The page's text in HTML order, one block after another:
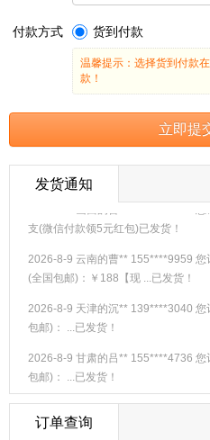
付款方式 货到付款
温馨提示：选择货到付款
款！
立即提
发货通知
支(微信付款领5元红包)已发货！
2026-8-9 云南的曹** 155****9959 您
(全国包邮)：￥188【现 ... 已发货！
2026-8-9 天津的沉** 139****3040 您
包邮)： ... 已发货！
2026-8-9 甘肃的吕** 155****4736 您
包邮)： ... 已发货！
2026-8-9 北京的曹** 133****8982您
针）(全国包邮)：￥278【 ...
订单查询